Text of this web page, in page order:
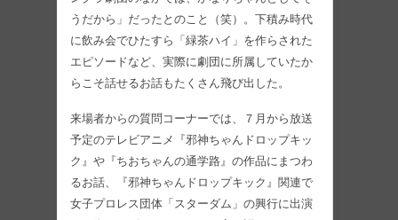
うだから」だったとのこと（笑）。下積み時代
に飲み会でひたすら「緑茶ハイ」を作らされた
エピソードなど、実際に劇団に所属していたか
らこそ話せるお話もたくさん飛び出した。
来場者からの質問コーナーでは、７月から放送
予定のテレビアニメ『邪神ちゃんドロップキッ
ク』や『ちおちゃんの通学路』の作品にまつわ
るお話、『邪神ちゃんドロップキック』関連で
女子プロレス団体「スターダム」の興行に出演